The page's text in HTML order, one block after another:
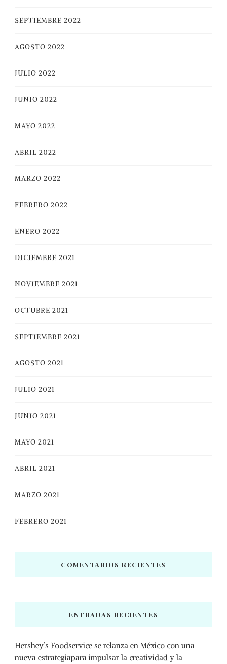
SEPTIEMBRE 2022
AGOSTO 2022
JULIO 2022
JUNIO 2022
MAYO 2022
ABRIL 2022
MARZO 2022
FEBRERO 2022
ENERO 2022
DICIEMBRE 2021
NOVIEMBRE 2021
OCTUBRE 2021
SEPTIEMBRE 2021
AGOSTO 2021
JULIO 2021
JUNIO 2021
MAYO 2021
ABRIL 2021
MARZO 2021
FEBRERO 2021
COMENTARIOS RECIENTES
ENTRADAS RECIENTES
Hershey’s Foodservice se relanza en México con una
nueva estrategiapara impulsar la creatividad y la